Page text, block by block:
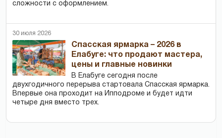
сложности с оформлением.
30 июля 2026
Спасская ярмарка – 2026 в
Елабуге: что продают мастера,
цены и главные новинки
В Елабуге сегодня после
двухгодичного перерыва стартовала Спасская ярмарка.
Впервые она проходит на Ипподроме и будет идти
четыре дня вместо трех.